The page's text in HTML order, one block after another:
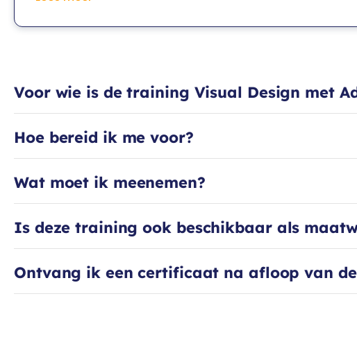
Voor wie is de training Visual Design met
Hoe bereid ik me voor?
Wat moet ik meenemen?
Is deze training ook beschikbaar als
Ontvang ik een certificaat na afloop van